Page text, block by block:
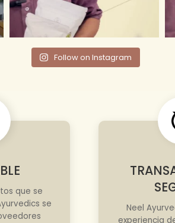
Follow on Instagram
que se
se
Neel
experiencia